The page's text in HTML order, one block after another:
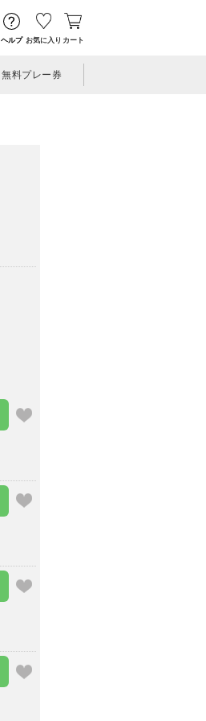
ヘルプ お気に入り カート
無料プレー券